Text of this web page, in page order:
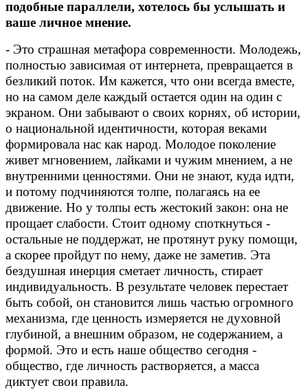
подобные параллели, хотелось бы услышать и
ваше личное мнение.
- Это страшная метафора современности. Молодежь,
полностью зависимая от интернета, превращается в
безликий поток. Им кажется, что они всегда вместе,
но на самом деле каждый остается один на один с
экраном. Они забывают о своих корнях, об истории,
о национальной идентичности, которая веками
формировала нас как народ. Молодое поколение
живет мгновением, лайками и чужим мнением, а не
внутренними ценностями. Они не знают, куда идти,
и потому подчиняются толпе, полагаясь на ее
движение. Но у толпы есть жестокий закон: она не
прощает слабости. Стоит одному споткнуться -
остальные не поддержат, не протянут руку помощи,
а скорее пройдут по нему, даже не заметив. Эта
бездушная инерция сметает личность, стирает
индивидуальность. В результате человек перестает
быть собой, он становится лишь частью огромного
механизма, где ценность измеряется не духовной
глубиной, а внешним образом, не содержанием, а
формой. Это и есть наше общество сегодня -
общество, где личность растворяется, а масса
диктует свои правила.